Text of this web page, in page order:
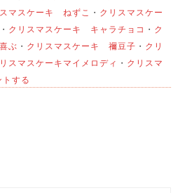
マスケーキ ねずこ ・ クリスマスケー
・ クリスマスケーキ キャラチョコ ・ ク
ぶ ・ クリスマスケーキ 禰豆子 ・ クリ
スマスケーキマイメロディ ・ クリスマ
トする